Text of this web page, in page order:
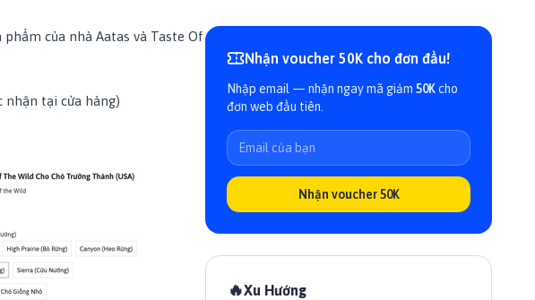
phẩm của nhà Aatas và Taste Of
nhận tại cửa hàng)
Nhận voucher 50K cho đơn đầu!
Nhập email — nhận ngay mã giảm 50Kcho
đơn web đầu tiên.
Nhận voucher 50K
🔥Xu Hướng